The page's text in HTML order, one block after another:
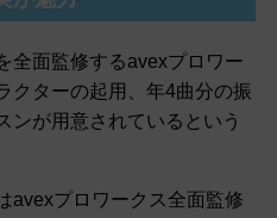
全面監修するavexプロワー
クターの起用、年4曲分の振
ンが用意されているという
avexプロワークス全面監修